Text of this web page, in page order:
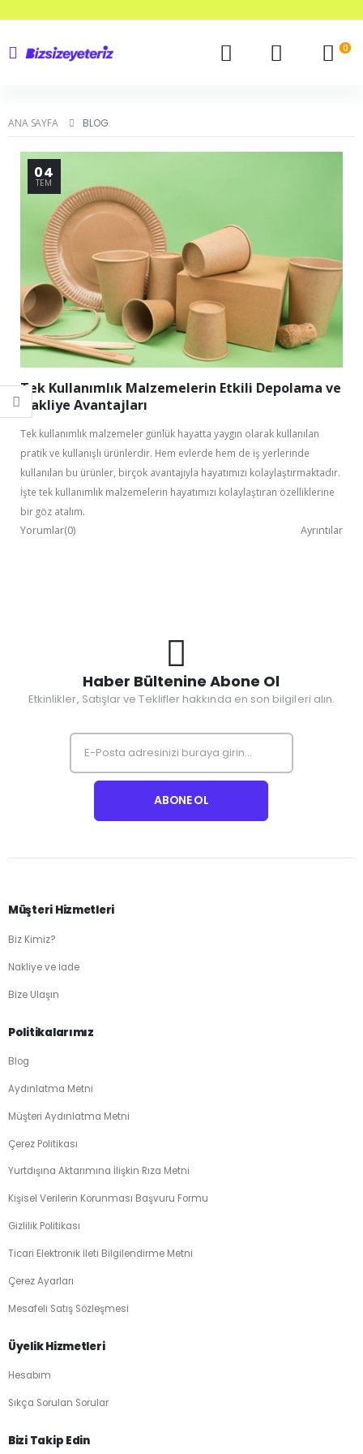
0
ANA SAYFA BLOG
04
TEM
Tek Kullanımlık Malzemelerin Etkili Depolama ve
Nakliye Avantajları
Tek kullanımlık malzemeler günlük hayatta yaygın olarak kullanılan
pratik ve kullanışlı ürünlerdir. Hem evlerde hem de iş yerlerinde
kullanılan bu ürünler, birçok avantajıyla hayatımızı kolaylaştırmaktadır.
İşte tek kullanımlık malzemelerin hayatımızı kolaylaştıran özelliklerine
bir göz atalım.
Yorumlar(0) Ayrıntılar
Haber Bültenine Abone Ol
Etkinlikler, Satışlar ve Teklifler hakkında en son bilgileri alın.
Müşteri Hizmetleri
Biz Kimiz?
Nakliye ve İade
Bize Ulaşın
Politikalarımız
Blog
Aydınlatma Metni
Müşteri Aydınlatma Metni
Çerez Politikası
Yurtdışına Aktarımına İlişkin Rıza Metni
Kişisel Verilerin Korunması Başvuru Formu
Gizlilik Politikası
Ticari Elektronik İleti Bilgilendirme Metni
Çerez Ayarları
Mesafeli Satış Sözleşmesi
Üyelik Hizmetleri
Hesabım
Sıkça Sorulan Sorular
Bizi Takip Edin